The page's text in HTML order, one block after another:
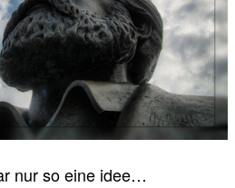
nur so eine idee…